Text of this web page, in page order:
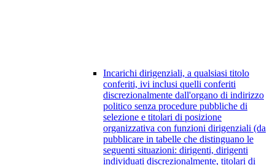
Incarichi dirigenziali, a qualsiasi titolo
conferiti, ivi inclusi quelli conferiti
discrezionalmente dall'organo di indirizzo
politico senza procedure pubbliche di
selezione e titolari di posizione
organizzativa con funzioni dirigenziali (da
pubblicare in tabelle che distinguano le
seguenti situazioni: dirigenti, dirigenti
individuati discrezionalmente, titolari di